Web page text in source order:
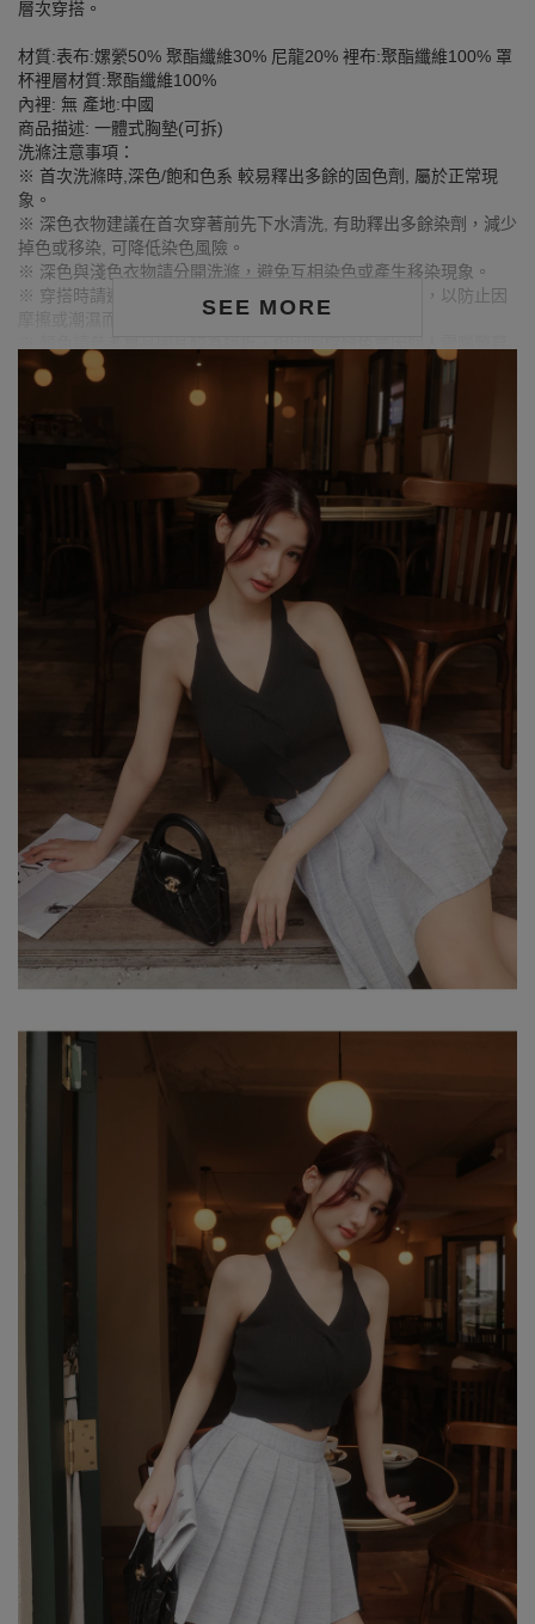
SEE MORE
層次穿搭。
材質:表布:嫘縈50% 聚酯纖維30% 尼龍20% 裡布:聚酯纖維100% 罩
杯裡層材質:聚酯纖維100%
內裡: 無 產地:中國
商品描述: 一體式胸墊(可拆)
洗滌注意事項：
※ 首次洗滌時,深色/飽和色系 較易釋出多餘的固色劑, 屬於正常現
象。
※ 深色衣物建議在首次穿著前先下水清洗, 有助釋出多餘染劑，減少
掉色或移染, 可降低染色風險。
※ 深色與淺色衣物請分開洗滌，避免互相染色或產生移染現象。
※ 穿搭時請避免與淺色衣物、配件、飾品一同搭配使用，以防止因
設定差異略有不同，請以實際商品顏色為準。
MODEL資訊
身高160cm／胸圍Bust：81cm
腰圍Waist：61cm／臀圍hips：91cm
試穿報告：模特兒穿著S號
身高165cm／胸圍Bust：82cm
腰圍Waist：59cm／臀圍hips：84cm
試穿報告：模特兒穿著S號